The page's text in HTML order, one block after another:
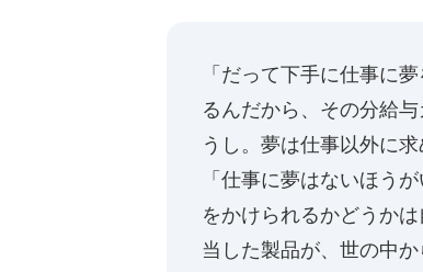
「だって下手に仕事に
るんだから、その分給
うし。夢は仕事以外に求
「仕事に夢はないほう
をかけられるかどうか
当した製品が、世の中か